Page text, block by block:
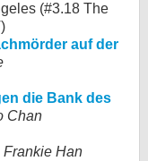
(#3.18 The
auf der
die Bank des
Chan
Frankie Han